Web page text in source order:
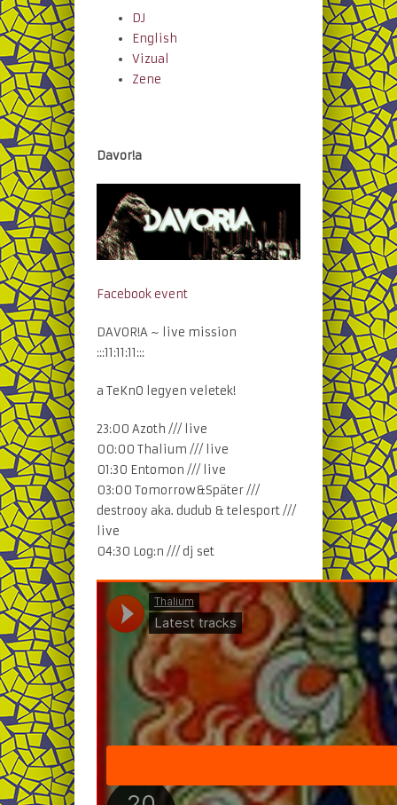
DJ
English
Vizual
Zene
Davor!a
Facebook event
DAVOR!A ~ live mission
:::11:11:11:::
a TeKnO legyen veletek!
23:00 Azoth /// live
00:00 Thalium /// live
01:30 Entomon /// live
03:00 Tomorrow&Später ///
destrooy aka. dudub & telesport ///
live
04:30 Log:n /// dj set